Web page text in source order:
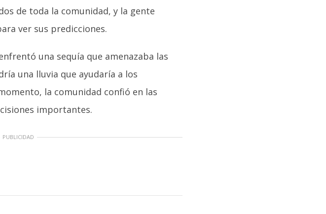
de toda la comunidad, y la gente
ver sus predicciones.
una sequía que amenazaba las
una lluvia que ayudaría a los
la comunidad confió en las
importantes.
PUBLICIDAD